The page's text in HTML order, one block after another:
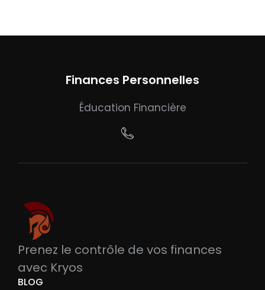
Finances Personnelles
Éducation Financière
Prenez le contrôle de vos finances
avec Kryos
BLOG